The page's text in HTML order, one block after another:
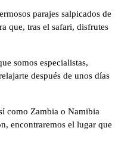
parajes salpicados de
que, tras el safari, disfrutes
somos especialistas,
después de unos días
como Zambia o Namibia
encontraremos el lugar que